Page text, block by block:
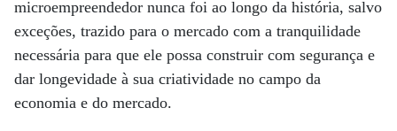
microempreendedor nunca foi ao longo da história, salvo
exceções, trazido para o mercado com a tranquilidade
necessária para que ele possa construir com segurança e
dar longevidade à sua criatividade no campo da
economia e do mercado.